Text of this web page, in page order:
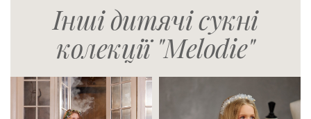
Інші дитячі сукні
колекції "Melodie"